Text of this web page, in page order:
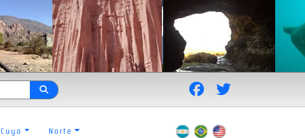
Cuyo Norte